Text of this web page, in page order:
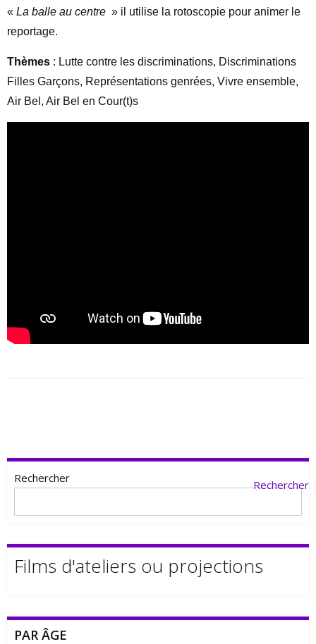
« La balle au centre » il utilise la rotoscopie pour animer le
reportage.
Thèmes : Lutte contre les discriminations, Discriminations
Filles Garçons, Représentations genrées, Vivre ensemble,
Air Bel, Air Bel en Cour(t)s
Rechercher Rechercher
Films d'ateliers ou projections
PAR ÂGE